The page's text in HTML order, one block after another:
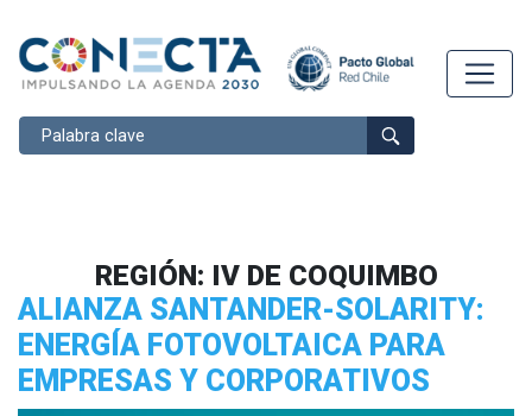
Buscar
REGIÓN: IV DE COQUIMBO
ALIANZA SANTANDER-SOLARITY:
ENERGÍA FOTOVOLTAICA PARA
EMPRESAS Y CORPORATIVOS